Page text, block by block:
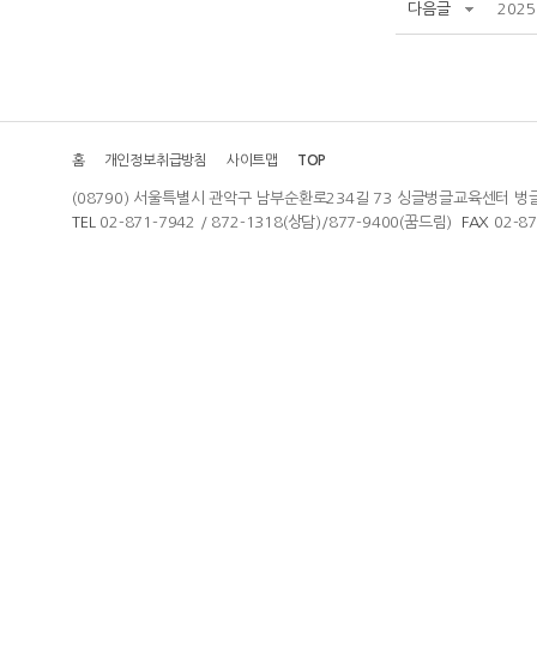
다음글 2025
홈 개인정보취급방침 사이트맵 TOP
(08790) 서울특별시 관악구 남부순환로234길 73 싱글벙글교육센터 벙
TEL
02-871-7942 / 872-1318(상담)/877-9400(꿈드림) FAX 02-